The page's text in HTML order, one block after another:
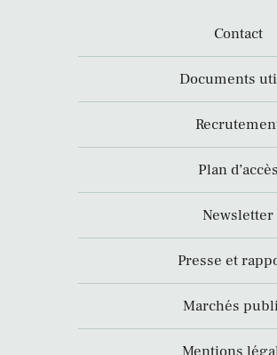
Contact
Documents
Plan d’accès
Newsletter
Presse et
Marchés